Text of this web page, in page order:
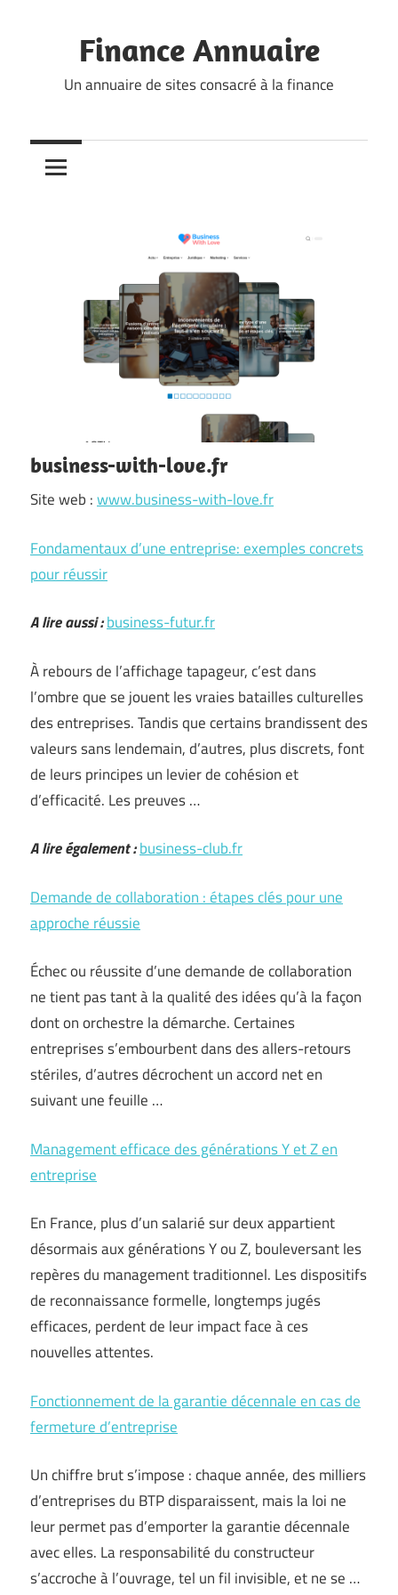
Finance Annuaire
Un annuaire de sites consacré à la finance
business-with-love.fr
Site web :www.business-with-love.fr
Fondamentaux d’une entreprise: exemples concrets
pour réussir
A lire aussi :business-futur.fr
À rebours de l’affichage tapageur, c’est dans
l’ombre que se jouent les vraies batailles culturelles
des entreprises. Tandis que certains brandissent des
valeurs sans lendemain, d’autres, plus discrets, font
de leurs principes un levier de cohésion et
d’efficacité. Les preuves …
A lire également :business-club.fr
Demande de collaboration : étapes clés pour une
approche réussie
Échec ou réussite d’une demande de collaboration
ne tient pas tant à la qualité des idées qu’à la façon
dont on orchestre la démarche. Certaines
entreprises s’embourbent dans des allers-retours
stériles, d’autres décrochent un accord net en
suivant une feuille …
Management efficace des générations Y et Z en
entreprise
En France, plus d’un salarié sur deux appartient
désormais aux générations Y ou Z, bouleversant les
repères du management traditionnel. Les dispositifs
de reconnaissance formelle, longtemps jugés
efficaces, perdent de leur impact face à ces
nouvelles attentes.
Fonctionnement de la garantie décennale en cas de
fermeture d’entreprise
Un chiffre brut s’impose : chaque année, des milliers
d’entreprises du BTP disparaissent, mais la loi ne
leur permet pas d’emporter la garantie décennale
avec elles. La responsabilité du constructeur
s’accroche à l’ouvrage, tel un fil invisible, et ne se …